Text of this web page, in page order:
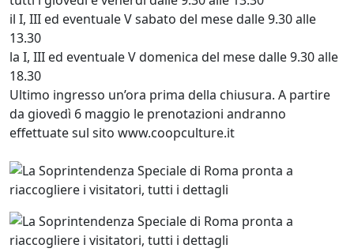
il I, III ed eventuale V sabato del mese dalle 9.30 alle
13.30
la I, III ed eventuale V domenica del mese dalle 9.30 alle
18.30
Ultimo ingresso un’ora prima della chiusura. A partire
da giovedì 6 maggio le prenotazioni andranno
effettuate sul sito www.coopculture.it